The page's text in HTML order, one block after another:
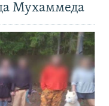
Мухаммеда